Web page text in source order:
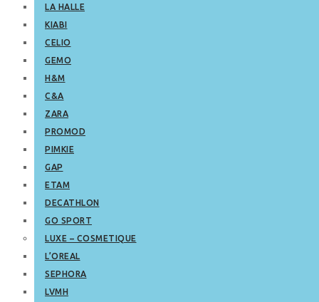
LA HALLE
KIABI
CELIO
GEMO
H&M
C&A
ZARA
PROMOD
PIMKIE
GAP
ETAM
DECATHLON
GO SPORT
LUXE – COSMETIQUE
L’OREAL
SEPHORA
LVMH